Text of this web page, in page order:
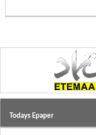
Todays Epaper